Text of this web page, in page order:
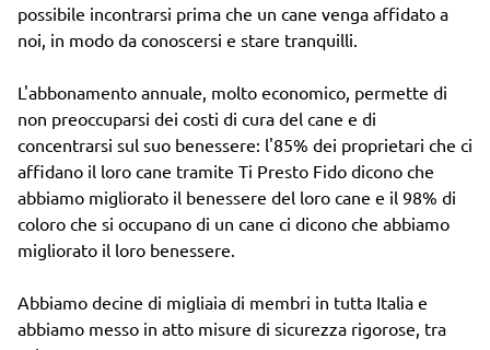
possibile incontrarsi prima che un cane venga affidato a
noi, in modo da conoscersi e stare tranquilli.
L'abbonamento annuale, molto economico, permette di
non preoccuparsi dei costi di cura del cane e di
concentrarsi sul suo benessere: l'85% dei proprietari che ci
affidano il loro cane tramite Ti Presto Fido dicono che
abbiamo migliorato il benessere del loro cane e il 98% di
coloro che si occupano di un cane ci dicono che abbiamo
migliorato il loro benessere.
Abbiamo decine di migliaia di membri in tutta Italia e
abbiamo messo in atto misure di sicurezza rigorose, tra